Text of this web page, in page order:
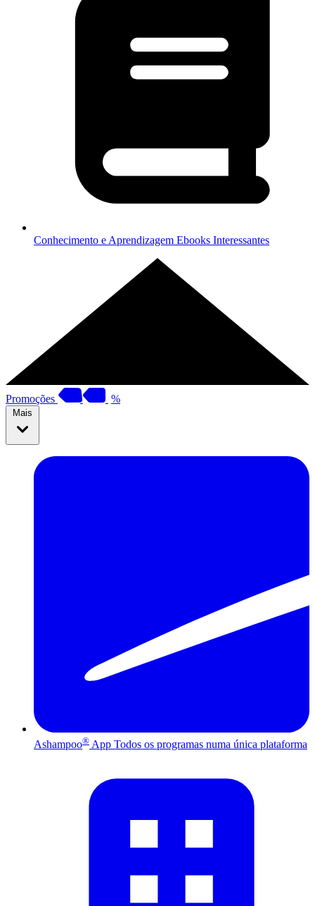
Conhecimento e Aprendizagem Ebooks Interessantes
Promoções %
Mais
Ashampoo® App Todos os programas numa única plataforma